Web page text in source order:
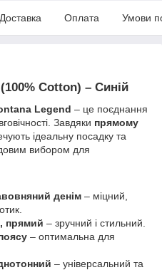
Доставка Оплата Умови
Cotton) – Синій
Legend – це поєднання
Завдяки прямому
ідеальну посадку та
вибором для
денім – міцний,
прямий – зручний і стильний.
– оптимальна для
– універсальний та